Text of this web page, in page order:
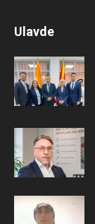
Ulavde